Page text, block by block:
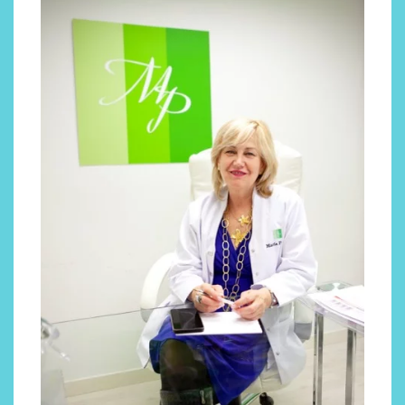
Descubre cómo la cosmética
profesional va desde las